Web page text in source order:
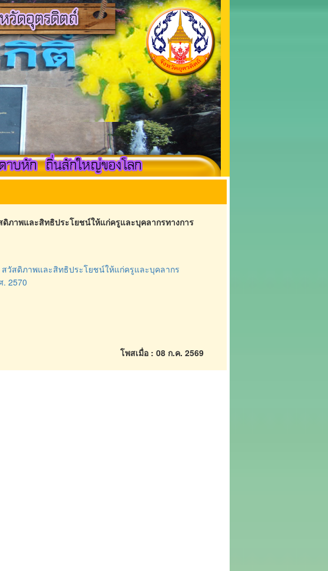
ดิภาพและสิทธิประโยชน์ให้แก่ครูและบุคลากรทางการ
สวัสดิภาพและสิทธิประโยชน์ให้แก่ครูและบุคลากร
2570
โพสเมื่อ : 08 ก.ค. 2569